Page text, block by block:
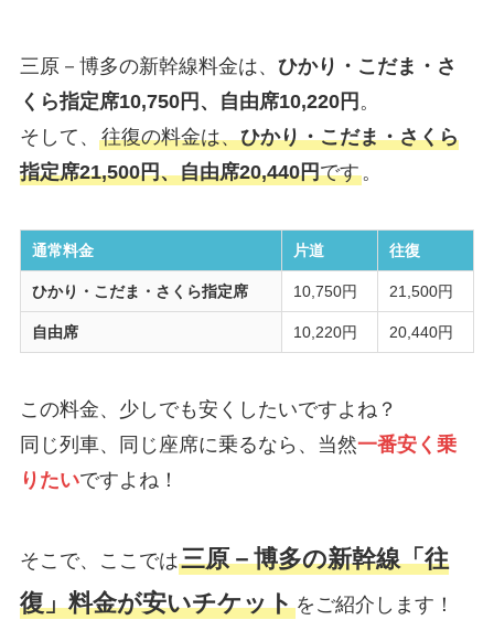
三原－博多の新幹線料金は、 ひかり・こだま・さ
くら指定席10,750円、自由席10,220円 。
そして、 往復の料金は、ひかり・こだま・さくら
指定席21,500円、自由席20,440円です。
通常料金 片道 往復
ひかり・こだま・さくら指定席 10,750円 21,500円
自由席 10,220円 20,440円
この料金、少しでも安くしたいですよね？
同じ列車、同じ座席に乗るなら、当然一番安く乗
りたいですよね！
そこで、ここでは三原－博多の新幹線「往
復」料金が安いチケットをご紹介します！